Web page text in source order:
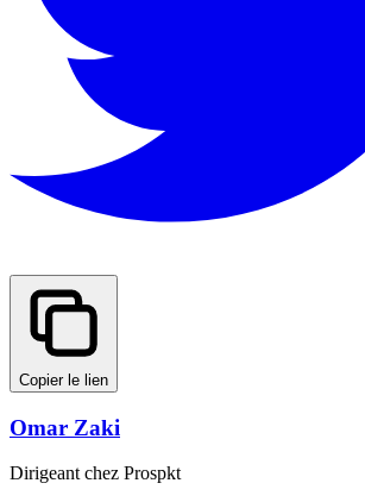
Copier le lien
Omar Zaki
Dirigeant chez Prospkt